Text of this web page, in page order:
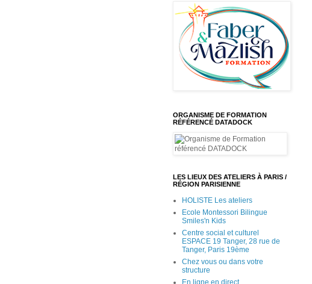
ORGANISME DE FORMATION
RÉFÉRENCÉ DATADOCK
LES LIEUX DES ATELIERS À PARIS /
RÉGION PARISIENNE
HOLISTE Les ateliers
Ecole Montessori Bilingue
Smiles'n Kids
Centre social et culturel
ESPACE 19 Tanger, 28 rue de
Tanger, Paris 19ème
Chez vous ou dans votre
structure
En ligne en direct